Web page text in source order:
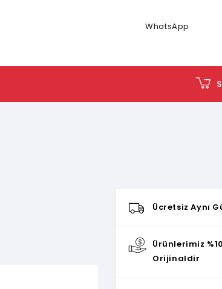
WhatsApp
Ücretsiz Aynı
Ürünlerimiz
Orijinaldir